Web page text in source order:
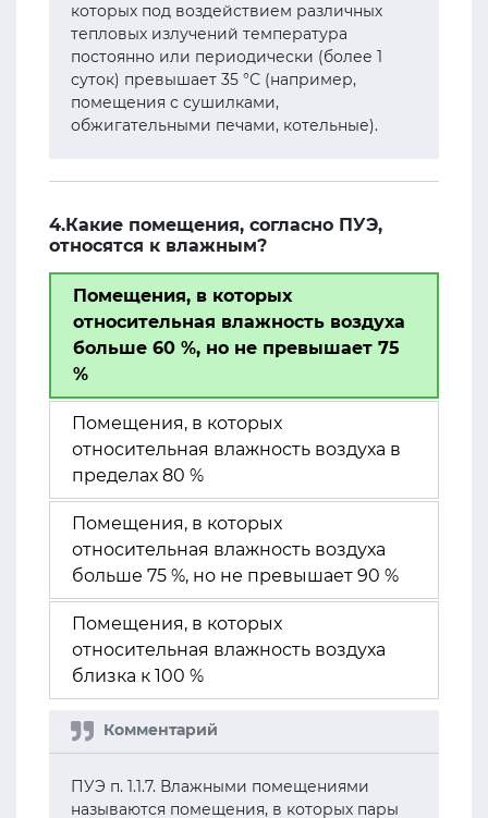
которых под воздействием различных
тепловых излучений температура
постоянно или периодически (более 1
суток) превышает 35 °С (например,
помещения с сушилками,
обжигательными печами, котельные).
4.Какие помещения, согласно ПУЭ,
относятся к влажным?
Помещения, в которых
относительная влажность воздуха
больше 60 %, но не превышает 75
%
Помещения, в которых
относительная влажность воздуха в
пределах 80 %
Помещения, в которых
относительная влажность воздуха
больше 75 %, но не превышает 90 %
Помещения, в которых
относительная влажность воздуха
близка к 100 %
ПУЭ п. 1.1.7. Влажными помещениями
называются помещения, в которых пары